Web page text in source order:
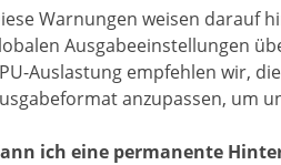
Warnungen weisen darauf
Ausgabeeinstellungen
Auslastung empfehlen wir,
anzupassen, um
ich eine permanente